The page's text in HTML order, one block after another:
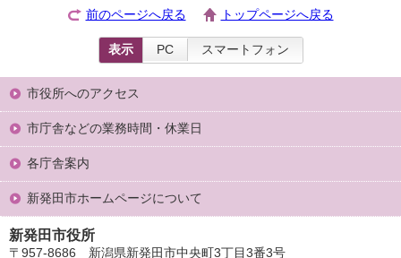
前のページへ戻る トップページへ戻る
表示 PC スマートフォン
市役所へのアクセス
市庁舎などの業務時間・休業日
各庁舎案内
新発田市ホームページについて
新発田市役所
〒957-8686 新潟県新発田市中央町3丁目3番3号